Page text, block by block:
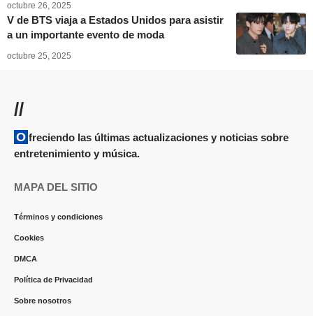
octubre 26, 2025
V de BTS viaja a Estados Unidos para asistir
a un importante evento de moda
octubre 25, 2025
//
Ofreciendo las últimas actualizaciones y noticias sobre
entretenimiento y música.
MAPA DEL SITIO
Términos y condiciones
Cookies
DMCA
Política de Privacidad
Sobre nosotros